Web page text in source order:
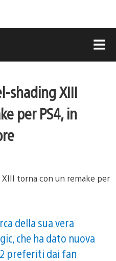
shading XIII
per PS4, in
della sua vera
che ha dato nuova
preferiti dai fan